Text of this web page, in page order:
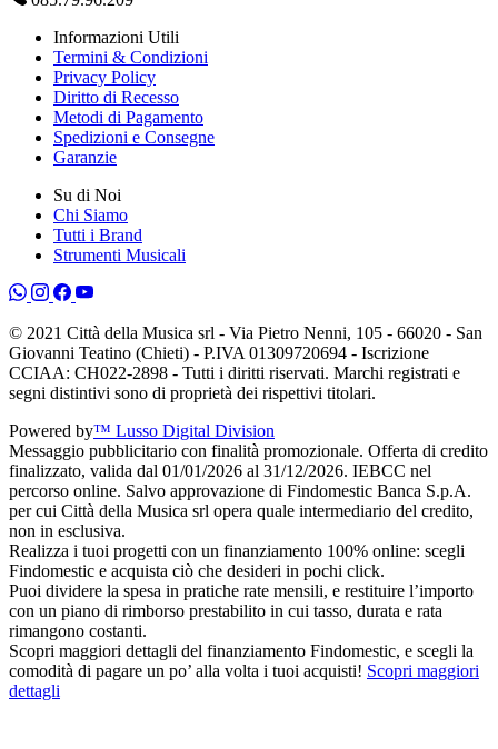
Informazioni Utili
Termini & Condizioni
Privacy Policy
Diritto di Recesso
Metodi di Pagamento
Spedizioni e Consegne
Garanzie
Su di Noi
Chi Siamo
Tutti i Brand
Strumenti Musicali
© 2021 Città della Musica srl - Via Pietro Nenni, 105 - 66020 - San
Giovanni Teatino (Chieti) - P.IVA 01309720694 - Iscrizione
CCIAA: CH022-2898 - Tutti i diritti riservati. Marchi registrati e
segni distintivi sono di proprietà dei rispettivi titolari.
Powered by™ Lusso Digital Division
Messaggio pubblicitario con finalità promozionale. Offerta di credito
finalizzato, valida dal 01/01/2026 al 31/12/2026. IEBCC nel
percorso online. Salvo approvazione di Findomestic Banca S.p.A.
per cui Città della Musica srl opera quale intermediario del credito,
non in esclusiva.
Realizza i tuoi progetti con un finanziamento 100% online: scegli
Findomestic e acquista ciò che desideri in pochi click.
Puoi dividere la spesa in pratiche rate mensili, e restituire l’importo
con un piano di rimborso prestabilito in cui tasso, durata e rata
rimangono costanti.
Scopri maggiori dettagli del finanziamento Findomestic, e scegli la
comodità di pagare un po’ alla volta i tuoi acquisti! Scopri maggiori
dettagli